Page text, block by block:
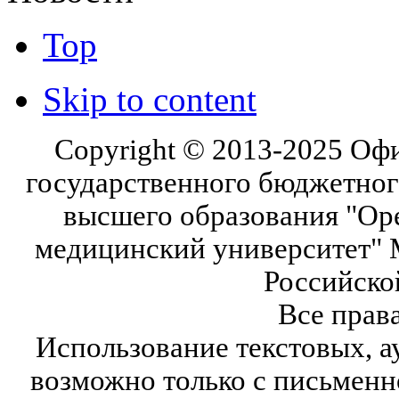
Top
Skip to content
Copyright © 2013-2025
государственного
высшего образования
медицинский университет"
Все
Использование текстовых,
возможно только с